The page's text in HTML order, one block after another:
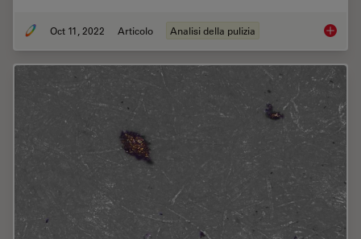
Oct 11, 2022 Articolo Analisi della pulizia 3